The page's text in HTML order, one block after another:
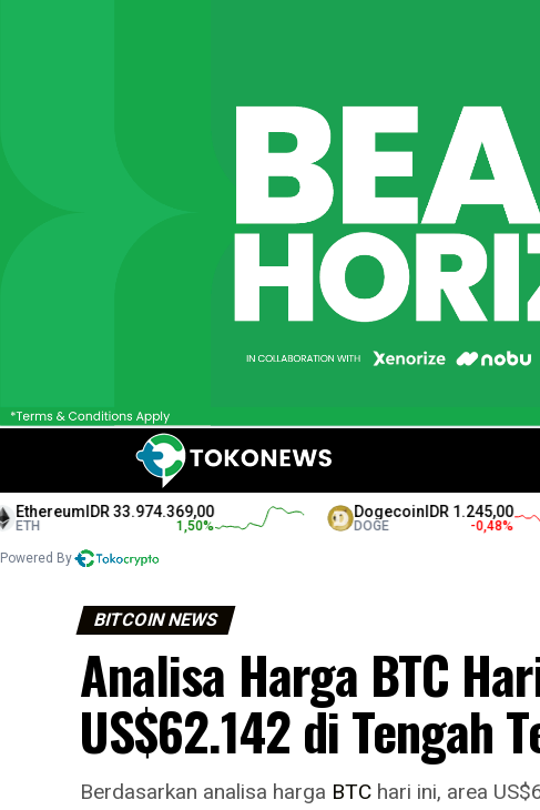
IDR 33.974.369,00 DogecoinIDR 1.245,00
DOGE
Powered By
BITCOIN NEWS
Analisa Harga BTC
US$62.142 di Tengah
Berdasarkan analisa harga BTC hari ini, area